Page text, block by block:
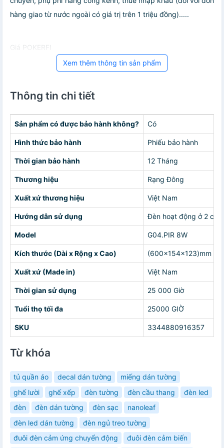
hàng giao từ nước ngoài có giá trị trên 1 triệu đồng).....
Giá POKERFI
Xem thêm thông tin sản phẩm
Thông tin chi tiết
Sản phẩm có được bảo hành không? Có
Hình thức bảo hành Phiếu bảo hành
Thời gian bảo hành 12 Tháng
Thương hiệu Rạng Đông
Xuất xứ thương hiệu Việt Nam
Hướng dẫn sử dụng Đèn hoạt động ở 2
Model G04.PIR 8W
Kích thước (Dài x Rộng x Cao) (600x154x123)mm
Xuất xứ (Made in) Việt Nam
Thời gian sử dụng 25 000 Giờ
Tuổi thọ tối đa 25000 GIỜ
SKU 3344880916357
Từ khóa
tủ quần áo decal dán tường
miếng dán tường
ghế lười
ghế xếp đèn tường đèn cầu thang
đèn led
đèn
đèn dán tường đèn sạc
nanoleaf
đèn led dán tường
đèn ngủ treo tường
đuôi đèn cảm ứng chuyển động
đuôi đèn cảm biến